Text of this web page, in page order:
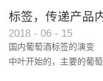
标签，传递产品
2018 - 06 - 15
国内葡萄酒标签的演
中叶开始的，主要的葡